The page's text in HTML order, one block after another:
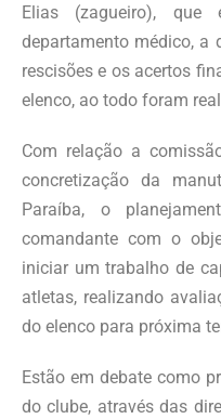
Elias (zagueiro),
departamento médico, a
rescisões e os acertos
elenco, ao todo foram
Com relação a
concretização da
Paraíba, o
comandante com o
iniciar um trabalho de
atletas, realizando
do elenco para próxima
Estão em debate como
do clube, através das